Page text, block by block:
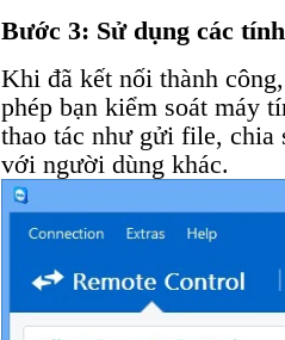
Bước 3: Sử dụng các
Khi đã kết nối thành
phép bạn kiểm soát máy
thao tác như gửi file, chia
với người dùng khác.